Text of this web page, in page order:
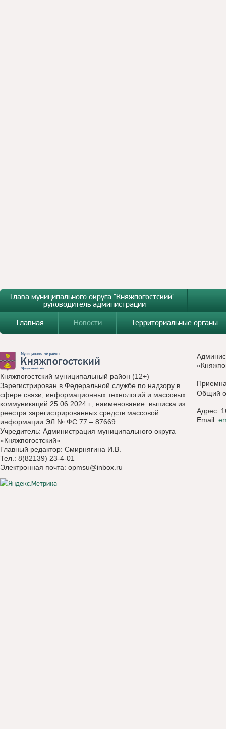
Глава муниципального округа "Княжпогостский" -
руководитель администрации
Главная
Новости Территориальные органы
Княжпогостский муниципальный район (12+)
Зарегистрирован в Федеральной службе по надзору в
сфере связи, информационных технологий и массовых
коммуникаций 25.06.2024 г., наименование: выписка из
реестра зарегистрированных средств массовой
информации ЭЛ № ФС 77 – 87669
Учредитель: Администрация муниципального округа
«Княжпогостский»
Главный редактор: Смирнягина И.В.
Тел.: 8(82139) 23-4-01
Электронная почта: opmsu@inbox.ru
Общий
Адрес:
Email: